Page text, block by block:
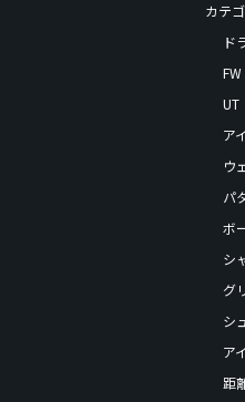
カテ
ド
FW
UT
ア
ウ
パ
ボ
シ
グ
シ
ア
距